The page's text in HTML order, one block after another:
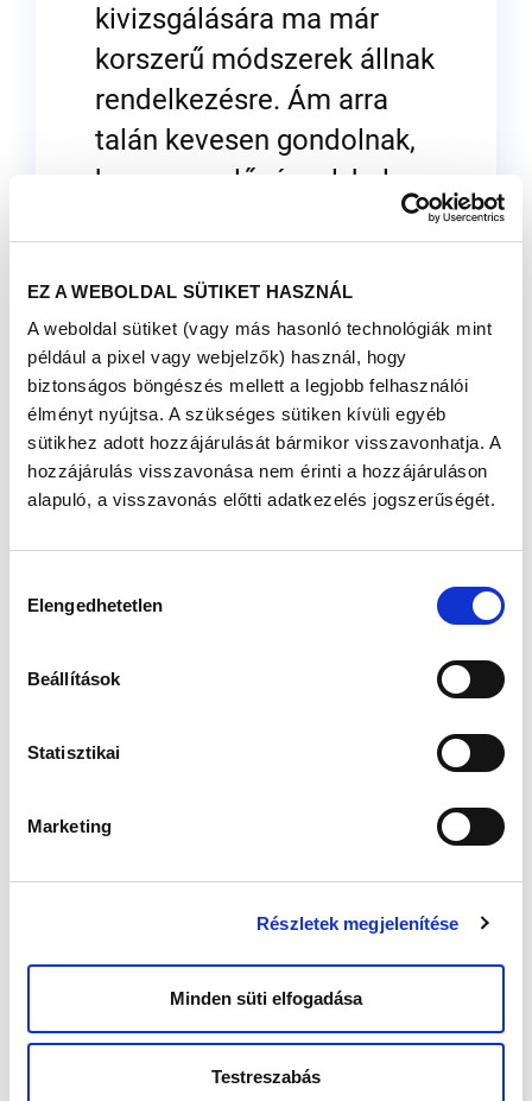
EZ A WEBOLDAL SÜTIKET HASZNÁL
A weboldal sütiket (vagy más hasonló technológiák mint
például a pixel vagy webjelzők) használ, hogy
biztonságos böngészés mellett a legjobb felhasználói
élményt nyújtsa. A szükséges sütiken kívüli egyéb
sütikhez adott hozzájárulását bármikor visszavonhatja. A
hozzájárulás visszavonása nem érinti a hozzájáruláson
alapuló, a visszavonás előtti adatkezelés jogszerűségét.
kiválasztása
Elengedhetetlen
Beállítások
Statisztikai
Marketing
Részletek megjelenítése
Minden süti elfogadása
Testreszabás
kivizsgálására ma már
korszerű módszerek állnak
rendelkezésre. Ám arra
talán kevesen gondolnak,
hogy megelőzéssel, helyes
magunk is mennyit
tehetünk a zökkenőmentes
családtervezés érdekében.
Veszély a hétköznapokban
Betegség, drogok, koffein, dohányzás, nem
férfi termékenységre. Arra azonban már
hétköznapjaink során hányszor kerülünk
egyes daganatok, például az emlőrák
százalékánál kimutatható az ED-k
nagyobb mennyiségben.